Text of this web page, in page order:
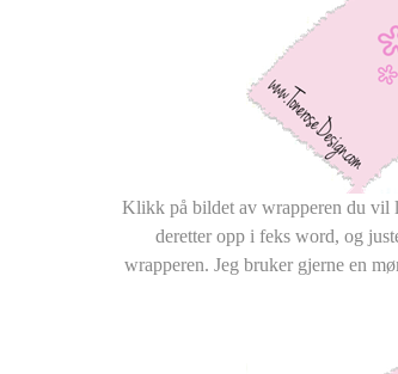
Klikk på bildet av wrapperen du vil
deretter opp i feks word, og
wrapperen. Jeg bruker gjerne en